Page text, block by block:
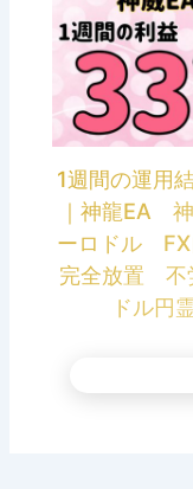
1週間の運用
｜神龍EA
ーロドル
完全放置
ドル